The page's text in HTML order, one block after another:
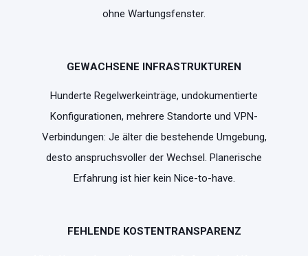
ohne Wartungsfenster.
GEWACHSENE INFRASTRUKTUREN
Hunderte Regelwerkeinträge, undokumentierte
Konfigurationen, mehrere Standorte und VPN-
Verbindungen: Je älter die bestehende Umgebung,
desto anspruchsvoller der Wechsel. Planerische
Erfahrung ist hier kein Nice-to-have.
FEHLENDE KOSTENTRANSPARENZ